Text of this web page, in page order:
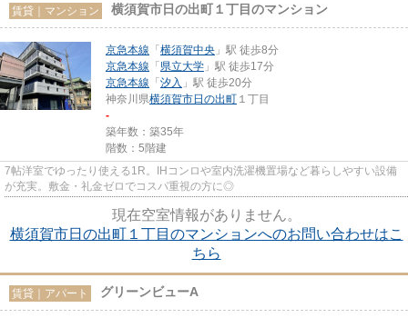
賃貸｜マンション 横須賀市日の出町１丁目のマンション
京急本線 「 横須賀中央 」駅 徒歩8分
京急本線 「 県立大学 」駅 徒歩17分
京急本線 「 汐入 」駅 徒歩20分
神奈川県横須賀市日の出町 １丁目
-
築年数：築35年
階数：5階建
7帖洋室でゆったり使える1R。IHコンロや室内洗濯機置場など暮らしやすい設備
が充実。敷金・礼金ゼロでコスパ重視の方に◎
現在空室情報がありません。
横須賀市日の出町１丁目のマンションへのお問い合わせはこ
ちら
賃貸｜アパート グリーンビューA